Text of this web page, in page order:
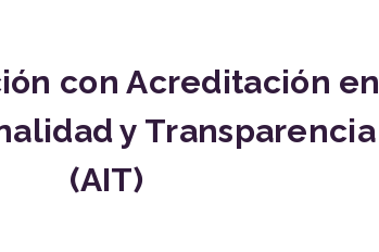
con Acreditación en
y Transparencia
(AIT)